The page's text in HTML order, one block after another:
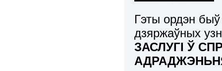
Гэты ордэн
дзяржаўных
ЗАСЛУГІ Ў